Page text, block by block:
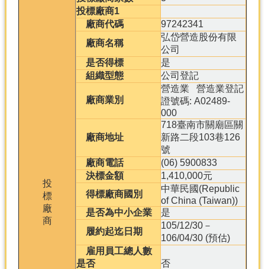
投
標
廠
商
投標廠商1
廠商代碼
97242341
廠商名稱
弘岱營造股份有限
公司
是否得標
是
組織型態
公司登記
廠商業別
營造業 營造業登記
證號碼: A02489-
000
廠商地址
718臺南市關廟區關
新路二段103巷126
號
廠商電話
(06) 5900833
決標金額
1,410,000元
得標廠商國別
中華民國(Republic
of China (Taiwan))
是否為中小企業
是
履約起迄日期
105/12/30－
106/04/30 (預估)
雇用員工總人數
是否
否